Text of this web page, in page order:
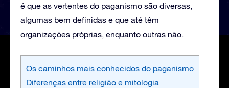
é que as vertentes do paganismo são diversas,
algumas bem definidas e que até têm
organizações próprias, enquanto outras não.
Os caminhos mais conhecidos do paganismo
Diferenças entre religião e mitologia